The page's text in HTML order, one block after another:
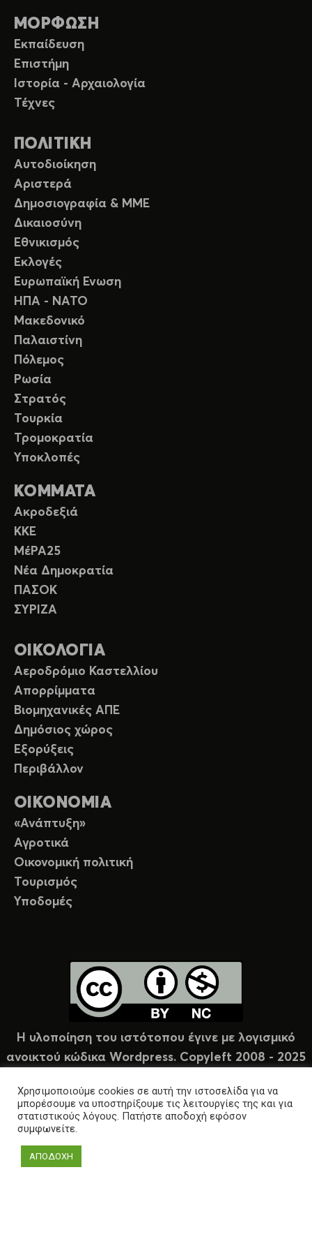
ΜΟΡΦΩΣΗ
Εκπαίδευση
Επιστήμη
Ιστορία - Αρχαιολογία
Τέχνες
ΠΟΛΙΤΙΚΗ
Αυτοδιοίκηση
Αριστερά
Δημοσιογραφία & ΜΜΕ
Δικαιοσύνη
Εθνικισμός
Εκλογές
Ευρωπαϊκή Ενωση
ΗΠΑ - ΝΑΤΟ
Μακεδονικό
Παλαιστίνη
Πόλεμος
Ρωσία
Στρατός
Τουρκία
Τρομοκρατία
Υποκλοπές
ΚΟΜΜΑΤΑ
Ακροδεξιά
ΚΚΕ
ΜέΡΑ25
Νέα Δημοκρατία
ΠΑΣΟΚ
ΣΥΡΙΖΑ
ΟΙΚΟΛΟΓΙΑ
Αεροδρόμιο Καστελλίου
Απορρίμματα
Βιομηχανικές ΑΠΕ
Δημόσιος χώρος
Εξορύξεις
Περιβάλλον
ΟΙΚΟΝΟΜΙΑ
«Ανάπτυξη»
Αγροτικά
Οικονομική πολιτική
Τουρισμός
Υποδομές
Η υλοποίηση του ιστότοπου έγινε με λογισμικό
ανοικτού κώδικα Wordpress. Copyleft 2008 - 2025
Χρησιμοποιούμε cookies σε αυτή την ιστοσελίδα για να
μπορέσουμε να υποστηρίξουμε τις λειτουργίες της και για
στατιστικούς λόγους. Πατήστε αποδοχή εφόσον
συμφωνείτε.
ΑΠΟΔΟΧΗ